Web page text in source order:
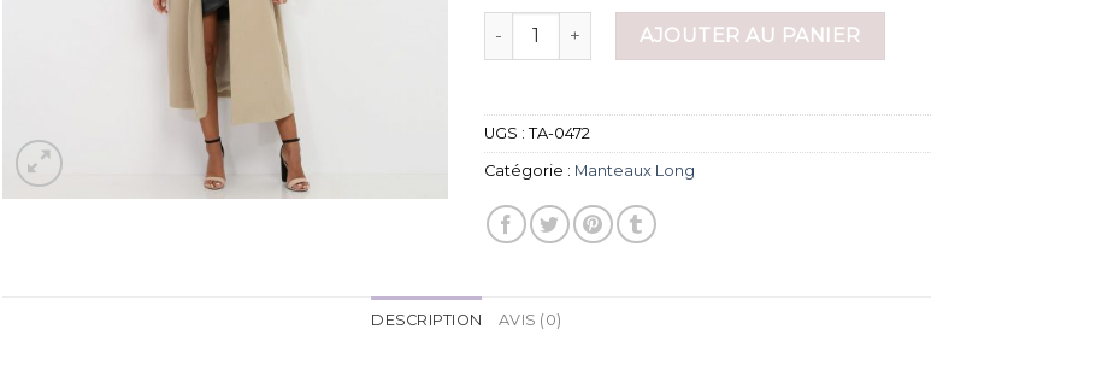
quantité de manteaux longAJOUTER AU PANIER
UGS :TA-0472
Catégorie : Manteaux Long
DESCRIPTION AVIS (0)